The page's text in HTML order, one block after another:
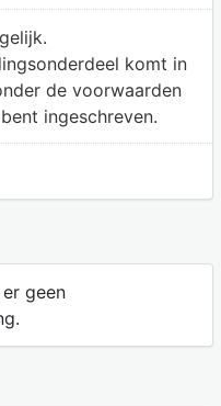
komt in
de voorwaarden
ingeschreven.
geen